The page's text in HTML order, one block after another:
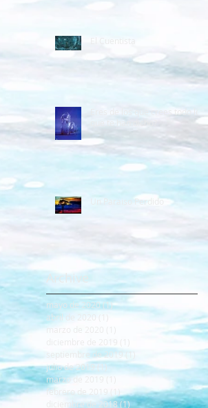
Eres de los que crees todo lo
Un Paraiso Perdido
Archive
mayo de 2020 (1)1 entrada
abril de 2020
marzo de 2020
septiembre de 2019
julio de 2019(1) 1 entrada
marzo de 2019
1 entrada
febrero de 2019
1 entrada
diciembre de 2018(1)1 entrada